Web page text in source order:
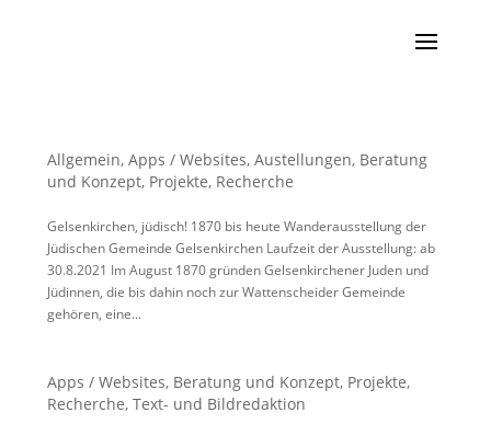
Allgemein, Apps / Websites, Austellungen, Beratung
und Konzept, Projekte, Recherche
Gelsenkirchen, jüdisch! 1870 bis heute Wanderausstellung der
Jüdischen Gemeinde Gelsenkirchen Laufzeit der Ausstellung: ab
30.8.2021 Im August 1870 gründen Gelsenkirchener Juden und
Jüdinnen, die bis dahin noch zur Wattenscheider Gemeinde
gehören, eine...
Apps / Websites, Beratung und Konzept, Projekte,
Recherche, Text- und Bildredaktion